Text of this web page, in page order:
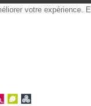
votre